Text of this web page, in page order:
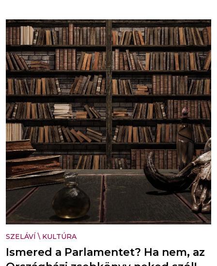
SZELÁVÍ \ KULTÚRA
Ismered a Parlamentet? Ha nem, az